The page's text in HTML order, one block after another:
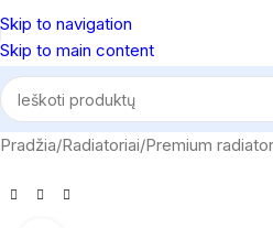
Skip to navigation
Skip to main content
Pradžia/Radiatoriai/Premium